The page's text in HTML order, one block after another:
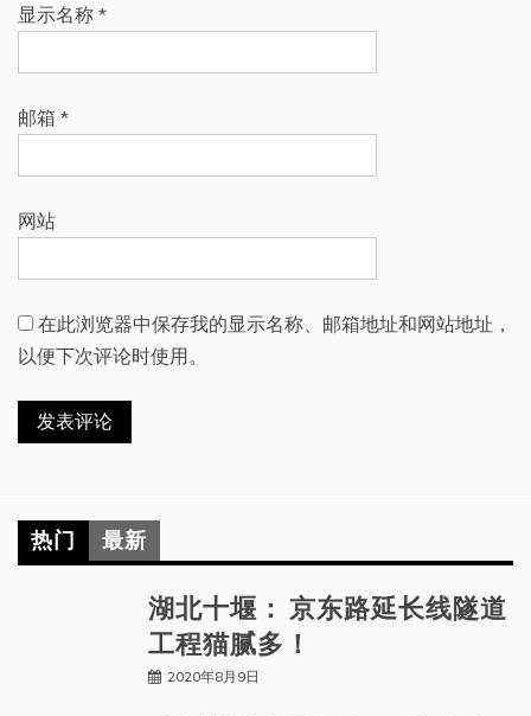
显示名称 *
邮箱 *
网站
在此浏览器中保存我的显示名称、邮箱地址和网站地址，
以便下次评论时使用。
热门 最新
湖北十堰： 京东路延长线隧道
工程猫腻多！
2020年8月9日